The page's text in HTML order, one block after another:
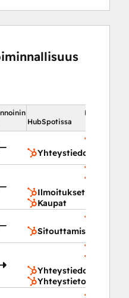
HubSpotissa
HubSpotissa
Yhteystiedot
Ilmoitukset
Kaupat
Sitouttamiset
Yhteystiedot
Yhteystietoluettelot